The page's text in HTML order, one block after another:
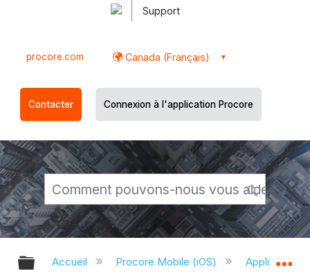
Support
procore.com Canada (Français)
Contacter Connexion à l'application Procore
Développer/réduire la hiérarchie
Accueil Procore Mobile (iOS) Application